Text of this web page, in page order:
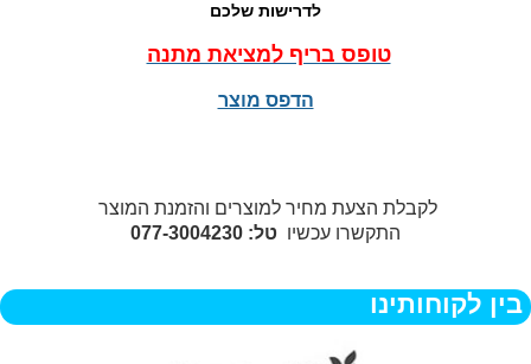
לדרישות שלכם
טופס בריף למציאת מתנה
הדפס מוצר
לקבלת הצעת מחיר למוצרים והזמנת המוצר
התקשרו עכשיו טל: 077-3004230
בין לקוחותינו